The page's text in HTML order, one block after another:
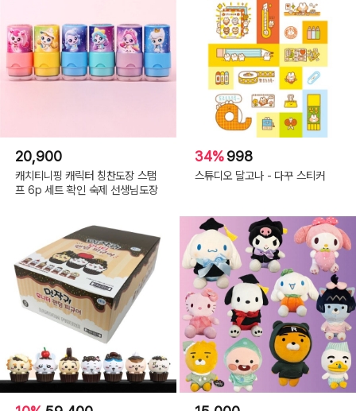
20,900
캐치티니핑 캐릭터 칭찬도장 스탬
프 6p 세트 확인 숙제 선생님도장
34%998
스튜디오 달고나 - 다꾸 스티커